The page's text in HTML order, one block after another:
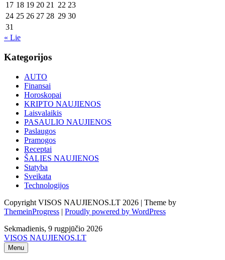
17 18 19 20 21 22 23
24 25 26 27 28 29 30
31
« Lie
Kategorijos
AUTO
Finansai
Horoskopai
KRIPTO NAUJIENOS
Laisvalaikis
PASAULIO NAUJIENOS
Paslaugos
Pramogos
Receptai
ŠALIES NAUJIENOS
Statyba
Sveikata
Technologijos
Copyright VISOS NAUJIENOS.LT 2026 | Theme by
ThemeinProgress | Proudly powered by WordPress
Sekmadienis, 9 rugpjūčio 2026
VISOS NAUJIENOS.LT
Menu